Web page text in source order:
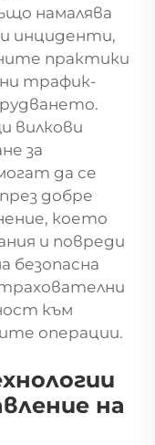
намалява
инциденти,
практики
трафик-
вилкови
за
да се
добре
което
и повреди
безопасна
към
операции.
на